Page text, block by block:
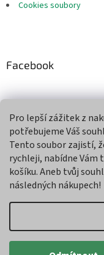
Pro lepší zážitek z
potřebujeme Váš
Tento soubor zajistí,
rychleji, nabídne
košíku. Aneb tvůj
následných nákupech!
Cookies soubory
Facebook
Přijímáme online
Copyright 2026